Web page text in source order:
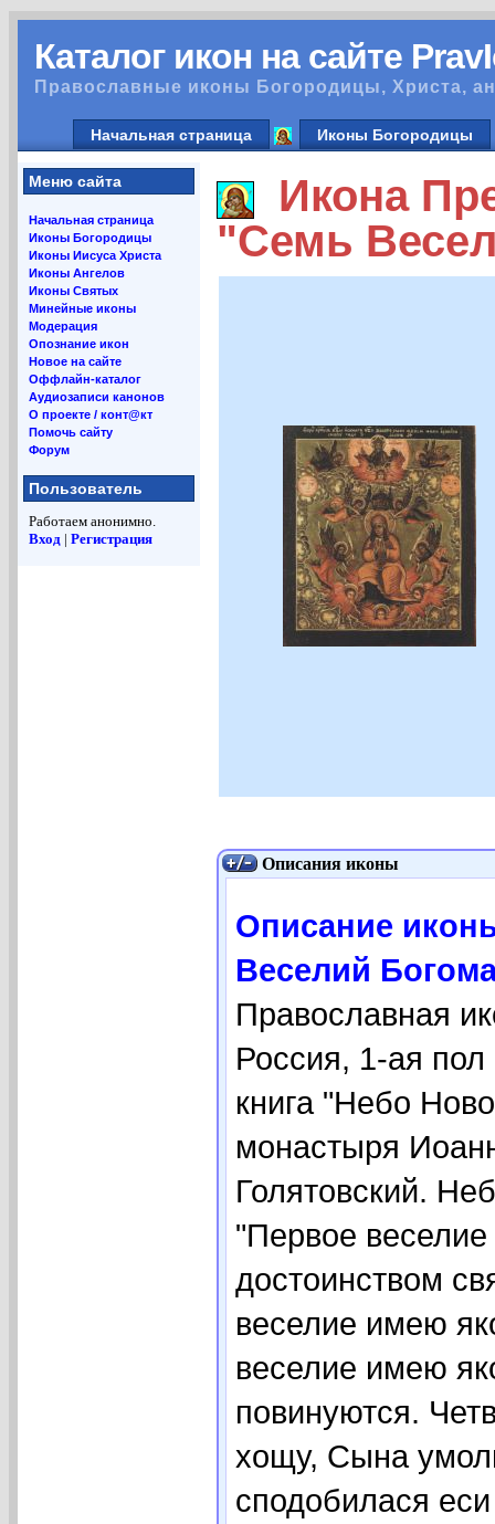
Каталог икон на сайте
Православные иконы Богородицы, Христа,
Начальная страница Иконы Богородицы
Меню сайта
Начальная страница
Иконы Богородицы
Иконы Иисуса Христа
Иконы Ангелов
Иконы Святых
Минейные иконы
Модерация
Опознание икон
Новое на сайте
Оффлайн-каталог
Аудиозаписи канонов
О проекте / конт@кт
Помочь сайту
Форум
Пользователь
Работаем анонимно.
Вход | Регистрация
Икона
"Семь
Описания иконы
Описание
Веселий
Православная
Россия, 1-ая
книга "Небо
монастыря
Голятовский.
"Первое
достоинством
веселие имею
веселие имею
повинуются.
хощу, Сына
сподобилася